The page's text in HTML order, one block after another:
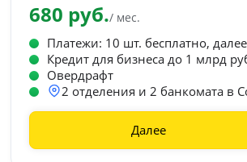
680 руб./ мес.
Платежи: 10 шт. бесплатно,
Кредит для бизнеса до 1 млрд
Овердрафт
2 отделения и 2 банкомата в
Далее